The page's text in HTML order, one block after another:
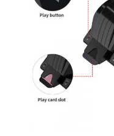
ポート、3 カード
ポーカー ポート